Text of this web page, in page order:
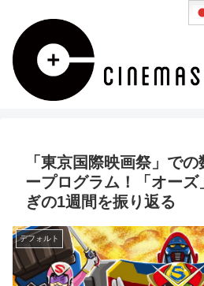
「東京国際映画祭」で
ープログラム！「オー
ぎの1週間を振り返る
デフォルト